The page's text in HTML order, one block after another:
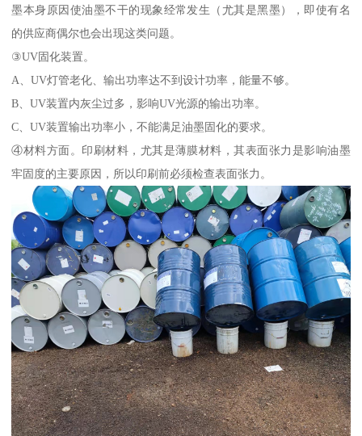
墨本身原因使油墨不干的现象经常发生（尤其是黑墨），即使有名
的供应商偶尔也会出现这类问题。
③UV固化装置。
A、UV灯管老化、输出功率达不到设计功率，能量不够。
B、UV装置内灰尘过多，影响UV光源的输出功率。
C、UV装置输出功率小，不能满足油墨固化的要求。
④材料方面。印刷材料，尤其是薄膜材料，其表面张力是影响油墨
牢固度的主要原因，所以印刷前必须检查表面张力。